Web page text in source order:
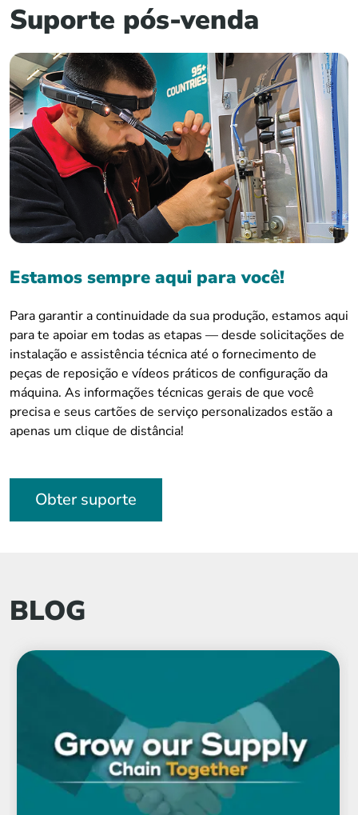
Suporte pós-venda
Estamos sempre aqui para você!
Para garantir a continuidade da sua produção, estamos aqui
para te apoiar em todas as etapas — desde solicitações de
instalação e assistência técnica até o fornecimento de
peças de reposição e vídeos práticos de configuração da
máquina. As informações técnicas gerais de que você
precisa e seus cartões de serviço personalizados estão a
apenas um clique de distância!
Obter suporte
BLOG
Fensterbau Frontale